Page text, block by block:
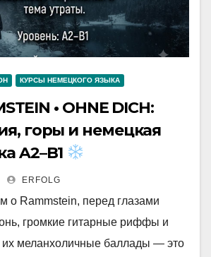
КУРСЫ НЕМЕЦКОГО ЯЗЫКА
• OHNE DICH:
горы и немецкая
A2–B1
ERFOLG
о Rammstein, перед глазами
громкие гитарные риффы и
их меланхоличные баллады — это